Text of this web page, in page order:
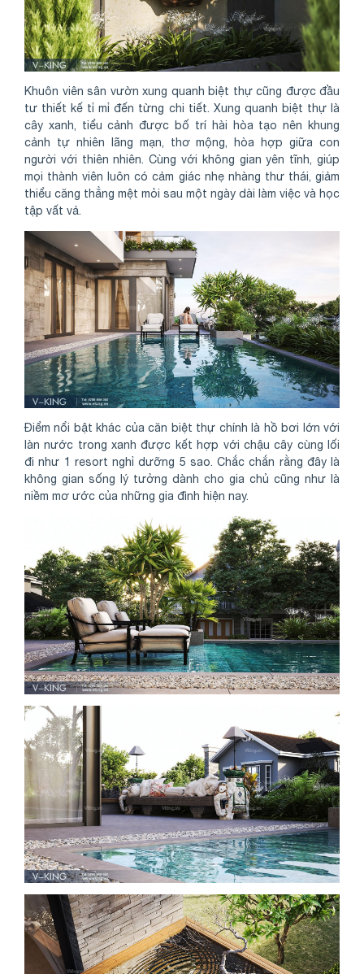
Khuôn viên sân vườn xung quanh biệt thự cũng được đầu
tư thiết kế tỉ mỉ đến từng chi tiết. Xung quanh biệt thự là
cây xanh, tiểu cảnh được bố trí hài hòa tạo nên khung
cảnh tự nhiên lãng mạn, thơ mộng, hòa hợp giữa con
người với thiên nhiên. Cùng với không gian yên tĩnh, giúp
mọi thành viên luôn có cảm giác nhẹ nhàng thư thái, giảm
thiểu căng thẳng mệt mỏi sau một ngày dài làm việc và học
tập vất vả.
Điểm nổi bật khác của căn biệt thự chính là hồ bơi lớn với
làn nước trong xanh được kết hợp với chậu cây cùng lối
đi như 1 resort nghỉ dưỡng 5 sao. Chắc chắn rằng đây là
không gian sống lý tưởng dành cho gia chủ cũng như là
niềm mơ ước của những gia đình hiện nay.